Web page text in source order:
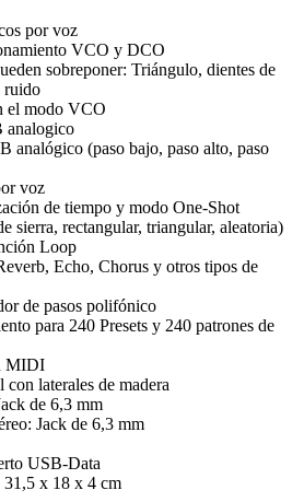
por voz
VCO y DCO
sobreponer: Triángulo, dientes de
ruido
el modo VCO
analogico
analógico (paso bajo, paso alto, paso
voz
de tiempo y modo One-Shot
sierra, rectangular, triangular, aleatoria)
Loop
Echo, Chorus y otros tipos de
de pasos polifónico
para 240 Presets y 240 patrones de
MIDI
con laterales de madera
de 6,3 mm
Jack de 6,3 mm
USB-Data
x 18 x 4 cm